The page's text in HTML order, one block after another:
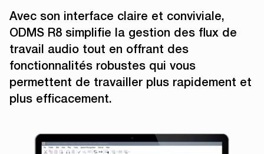
Avec son interface claire et conviviale,
ODMS R8 simplifie la gestion des flux de
travail audio tout en offrant des
fonctionnalités robustes qui vous
permettent de travailler plus rapidement et
plus efficacement.